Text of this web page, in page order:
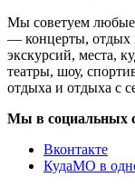
Мы советуем любые
— концерты, отдых
экскурсий, места,
театры, шоу,
отдыха и отдыха с
Мы в социальных
Вконтакте
КудаМО в